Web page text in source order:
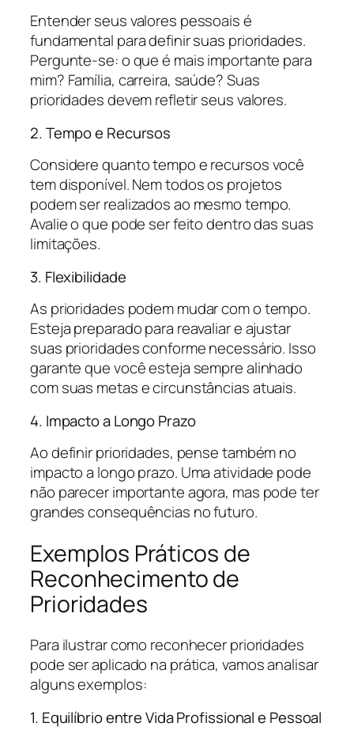
Entender seus valores pessoais é
fundamental para definir suas prioridades.
Pergunte-se: o que é mais importante para
mim? Família, carreira, saúde? Suas
prioridades devem refletir seus valores.
2. Tempo e Recursos
Considere quanto tempo e recursos você
tem disponível. Nem todos os projetos
podem ser realizados ao mesmo tempo.
Avalie o que pode ser feito dentro das suas
limitações.
3. Flexibilidade
As prioridades podem mudar com o tempo.
Esteja preparado para reavaliar e ajustar
suas prioridades conforme necessário. Isso
garante que você esteja sempre alinhado
com suas metas e circunstâncias atuais.
4. Impacto a Longo Prazo
Ao definir prioridades, pense também no
impacto a longo prazo. Uma atividade pode
não parecer importante agora, mas pode ter
grandes consequências no futuro.
Exemplos Práticos de
Reconhecimento de
Prioridades
Para ilustrar como reconhecer prioridades
pode ser aplicado na prática, vamos analisar
alguns exemplos:
1. Equilíbrio entre Vida Profissional e Pessoal